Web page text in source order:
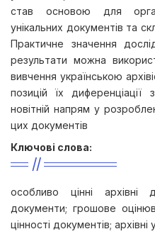
став основою для
унікальних документів та
Практичне значення
результати можна
вивчення українською
позицій їх диференціації
новітній напрям у
цих документів
Ключові слова:
особливо цінні архівні
документи; грошове
цінності документів; архівні